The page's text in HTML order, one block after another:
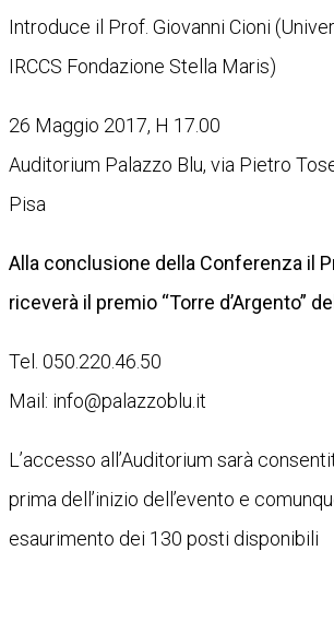
Introduce il Prof. Giovanni Cioni
IRCCS Fondazione Stella Maris)
26 Maggio 2017, H 17.00
Auditorium Palazzo Blu, via Pietro
Pisa
Alla conclusione della Conferenza il
riceverà il premio “Torre d’Argento”
Tel. 050.220.46.50
Mail: info@palazzoblu.it
L’accesso all’Auditorium sarà
prima dell’inizio dell’evento e
esaurimento dei 130 posti disponibili